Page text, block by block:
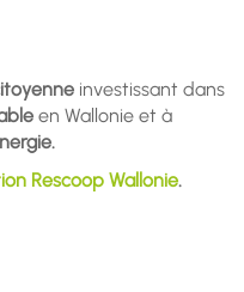
investissant dans
en Wallonie et à
Rescoop Wallonie.